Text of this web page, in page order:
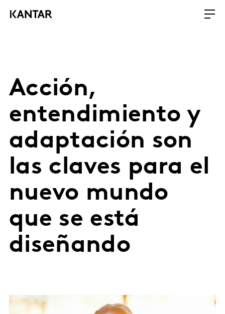
Acción,
entendimiento y
adaptación son
las claves para el
nuevo mundo
que se está
diseñando